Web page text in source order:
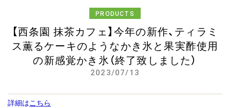
PRODUCTS
【西条園 抹茶カフェ】今年の新作、ティラミ
ス薫るケーキのようなかき氷と果実酢使用
の新感覚かき氷（終了致しました）
2023/07/13
詳細はこちら